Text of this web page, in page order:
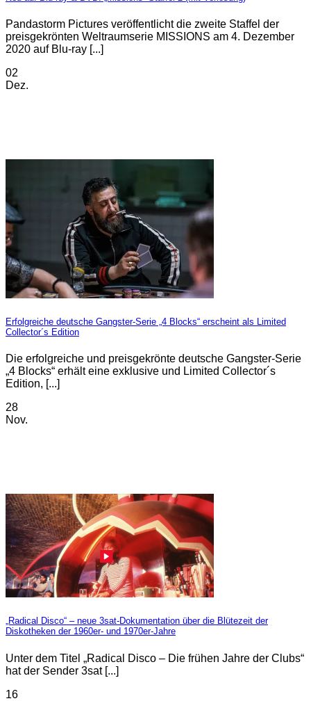
Pandastorm Pictures veröffentlicht die zweite Staffel der
preisgekrönten Weltraumserie MISSIONS am 4. Dezember
2020 auf Blu-ray [...]
02
Dez.
Erfolgreiche deutsche Gangster-Serie „4 Blocks“ erscheint als Limited
Collector´s Edition
Die erfolgreiche und preisgekrönte deutsche Gangster-Serie
„4 Blocks“ erhält eine exklusive und Limited Collector´s
Edition, [...]
28
Nov.
„Radical Disco“ – neue 3sat-Dokumentation über die Blütezeit der
Diskotheken der 1960er- und 1970er-Jahre
Unter dem Titel „Radical Disco – Die frühen Jahre der Clubs“
hat der Sender 3sat [...]
16